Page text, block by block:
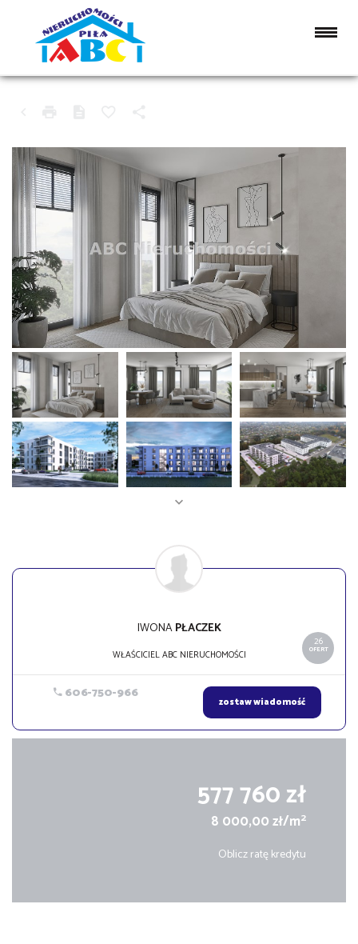
PIŁA
MIESZKANIE NA SPRZEDAŻ
26
OFERT
IWONAPŁACZEK
WŁAŚCICIEL ABC NIERUCHOMOŚCI
606-750-966 zostaw wiadomość
577 760 zł
8 000,00 zł/m2
Oblicz ratę kredytu